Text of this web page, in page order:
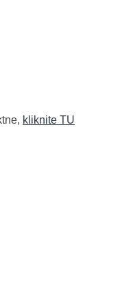
kliknite TU